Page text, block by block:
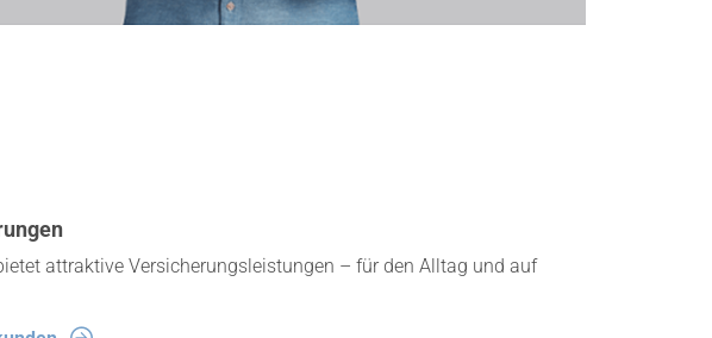
attraktive Versicherungsleistungen – für den Alltag und auf